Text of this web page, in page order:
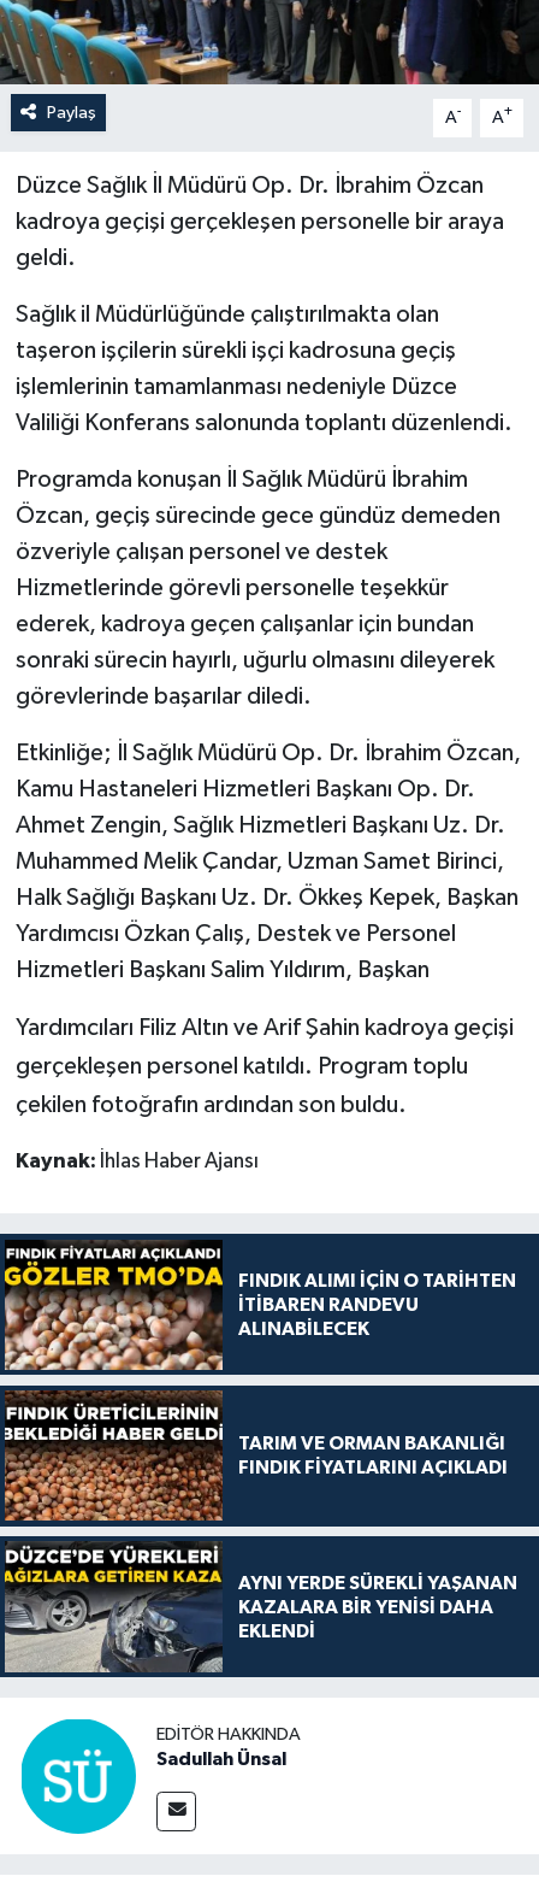
Paylaş A- A+
Düzce Sağlık İl Müdürü Op. Dr. İbrahim Özcan
kadroya geçişi gerçekleşen personelle bir araya
geldi.
Sağlık il Müdürlüğünde çalıştırılmakta olan
taşeron işçilerin sürekli işçi kadrosuna geçiş
işlemlerinin tamamlanması nedeniyle Düzce
Valiliği Konferans salonunda toplantı düzenlendi.
Programda konuşan İl Sağlık Müdürü İbrahim
Özcan, geçiş sürecinde gece gündüz demeden
özveriyle çalışan personel ve destek
Hizmetlerinde görevli personelle teşekkür
ederek, kadroya geçen çalışanlar için bundan
sonraki sürecin hayırlı, uğurlu olmasını dileyerek
görevlerinde başarılar diledi.
Etkinliğe; İl Sağlık Müdürü Op. Dr. İbrahim Özcan,
Kamu Hastaneleri Hizmetleri Başkanı Op. Dr.
Ahmet Zengin, Sağlık Hizmetleri Başkanı Uz. Dr.
Muhammed Melik Çandar, Uzman Samet Birinci,
Halk Sağlığı Başkanı Uz. Dr. Ökkeş Kepek, Başkan
Yardımcısı Özkan Çalış, Destek ve Personel
Hizmetleri Başkanı Salim Yıldırım, Başkan
Yardımcıları Filiz Altın ve Arif Şahin kadroya geçişi
gerçekleşen personel katıldı. Program toplu
çekilen fotoğrafın ardından son buldu.
Kaynak: İhlas Haber Ajansı
FINDIK ALIMI İÇİN O TARİHTEN
İTİBAREN RANDEVU
ALINABİLECEK
TARIM VE ORMAN BAKANLIĞI
FINDIK FİYATLARINI AÇIKLADI
AYNI YERDE SÜREKLİ YAŞANAN
KAZALARA BİR YENİSİ DAHA
EKLENDİ
EDITÖR HAKKINDA
Sadullah Ünsal